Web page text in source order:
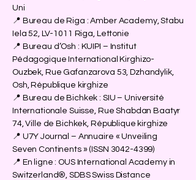
Uni
📍 Bureau de Riga : Amber Academy, Stabu
Iela 52, LV-1011 Riga, Lettonie
📍 Bureau d’Osh : KUIPI – Institut
Pédagogique International Kirghizo-
Ouzbek, Rue Gafanzarova 53, Dzhandylik,
Osh, République kirghize
📍 Bureau de Bichkek : SIU – Université
Internationale Suisse, Rue Shabdan Baatyr
74, Ville de Bichkek, République kirghize
📍 U7Y Journal – Annuaire « Unveiling
Seven Continents » (ISSN 3042-4399)
📍 En ligne : OUS International Academy in
Switzerland®, SDBS Swiss Distance